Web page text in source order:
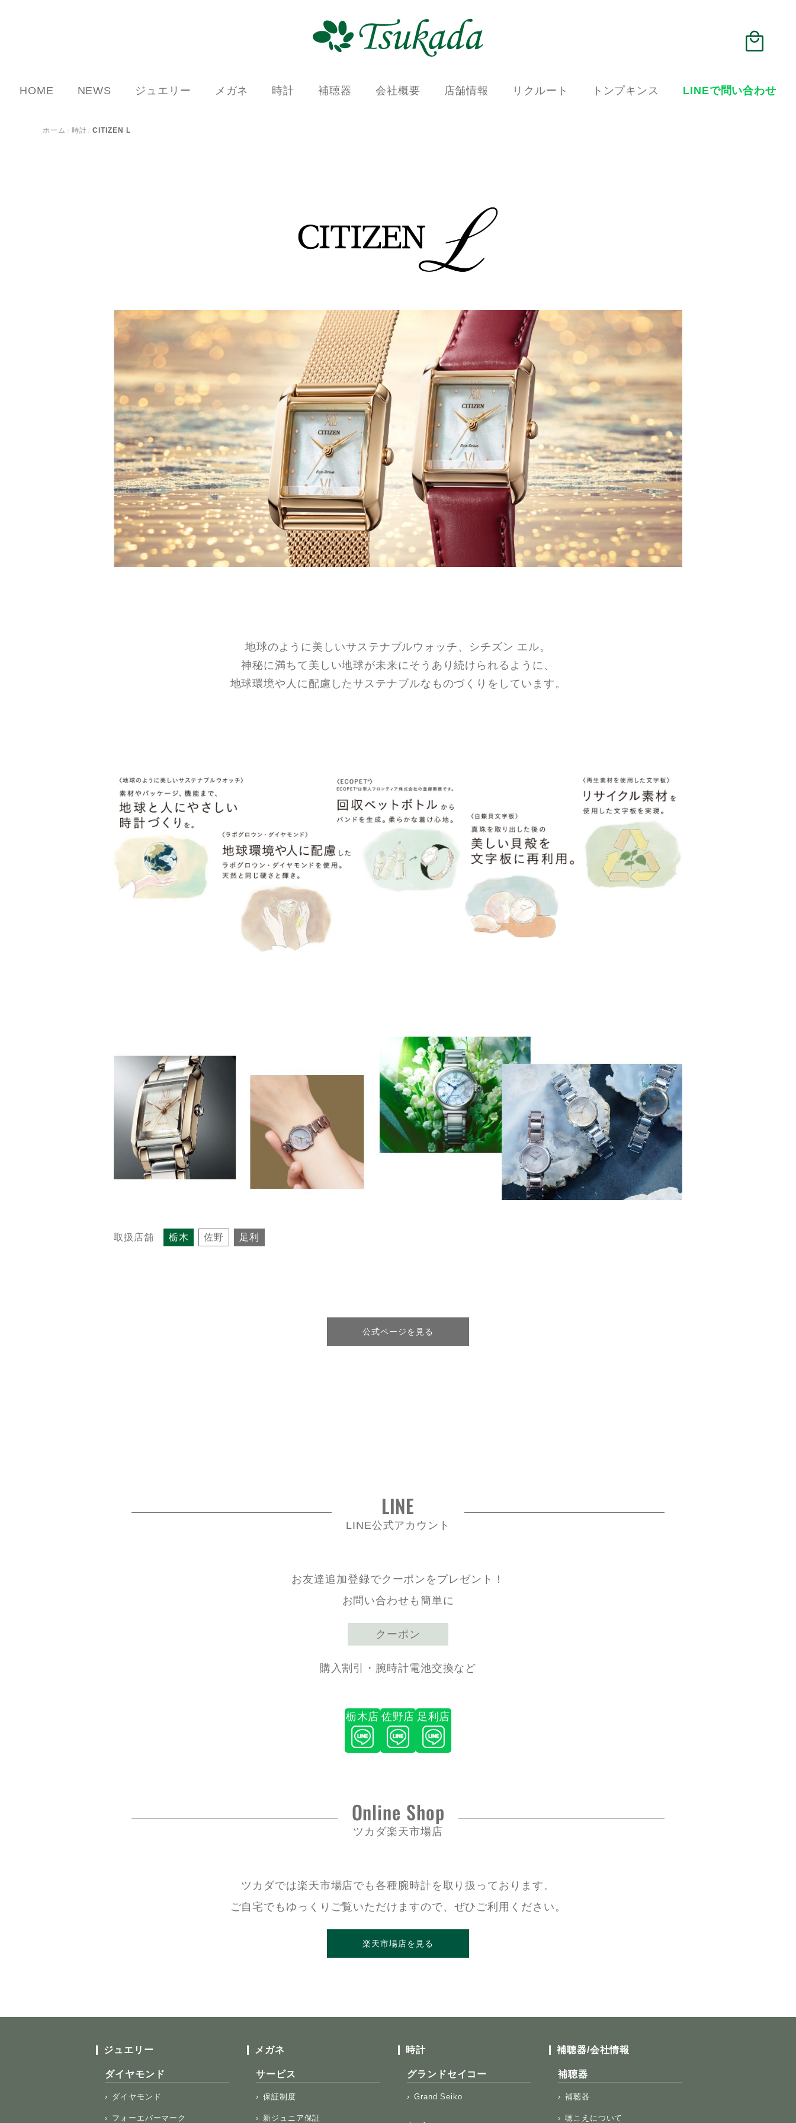
HOME NEWS ジュエリー メガネ 時計 補聴器 会社概要 店舗情報 リクルート トンプキンス LINEで問い合わせ
ホーム 時計 CITIZEN L
地球のように美しいサステナブルウォッチ、シチズン エル。
神秘に満ちて美しい地球が未来にそうあり続けられるように、
地球環境や人に配慮したサステナブルなものづくりをしています。
取扱店舗 栃木 佐野 足利
公式ページを見る
LINE
LINE公式アカウント
お友達追加登録でクーポンをプレゼント！
お問い合わせも簡単に
クーポン
購入割引・腕時計電池交換など
栃木店 佐野店 足利店
Online Shop
ツカダ楽天市場店
ツカダでは楽天市場店でも各種腕時計を取り扱っております。
ご自宅でもゆっくりご覧いただけますので、 ぜひご利用ください。
楽天市場店を見る
ジュエリー
ダイヤモンド
ダイヤモンド
フォーエバーマーク
メガネ
サービス
保証制度
新ジュニア保証
時計
グランドセイコー
Grand Seiko
補聴器/会社情報
補聴器
補聴器
聴こえについて